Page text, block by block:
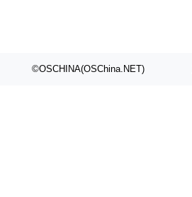
©OSCHINA(OSChina.NET)